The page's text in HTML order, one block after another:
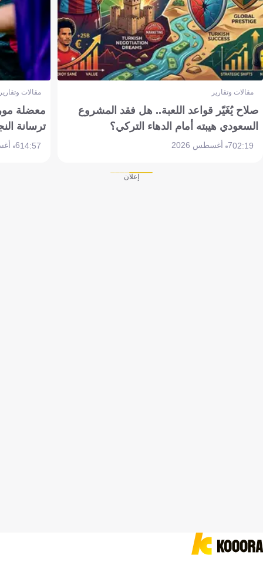
مقالات وتقارير
صلاح يُغَيّر قواعد اللعبة.. هل فقد المشروع
السعودي هيبته أمام الدهاء التركي؟
02:197 أغسطس 2026
مقالات
معضلة
ترسانة
14:576 أغسطس 2026
إعلان